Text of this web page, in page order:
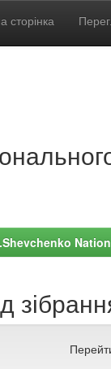
сторінка